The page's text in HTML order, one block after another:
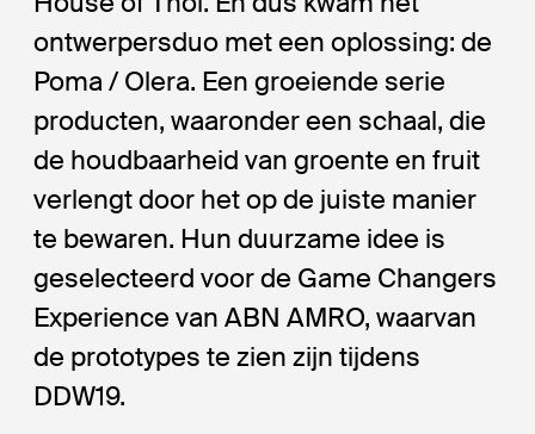
ontwerpersduo met een oplossing: de
Poma / Olera. Een groeiende serie
producten, waaronder een schaal, die
de houdbaarheid van groente en fruit
verlengt door het op de juiste manier
te bewaren. Hun duurzame idee is
geselecteerd voor de Game Changers
Experience van ABN AMRO, waarvan
de prototypes te zien zijn tijdens
DDW19.